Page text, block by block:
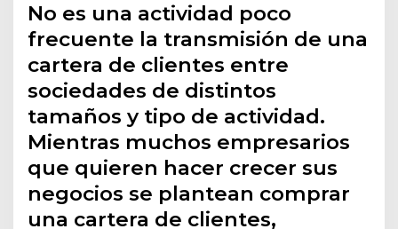
No es una actividad poco
frecuente la transmisión de una
cartera de clientes entre
sociedades de distintos
tamaños y tipo de actividad.
Mientras muchos empresarios
que quieren hacer crecer sus
negocios se plantean comprar
una cartera de clientes,